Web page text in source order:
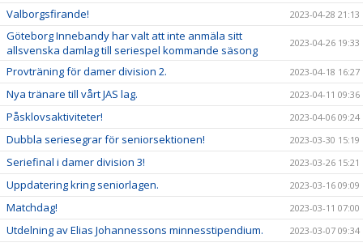
Valborgsfirande! 2023-04-28 21:13
Göteborg Innebandy har valt att inte anmäla sitt
allsvenska damlag till seriespel kommande säsong
2023-04-26 19:33
Provträning för damer division 2. 2023-04-18 16:27
Nya tränare till vårt JAS lag. 2023-04-11 09:36
Påsklovsaktiviteter! 2023-04-06 09:24
Dubbla seriesegrar för seniorsektionen! 2023-03-30 15:19
Seriefinal i damer division 3! 2023-03-26 15:21
Uppdatering kring seniorlagen. 2023-03-16 09:09
Matchdag! 2023-03-11 07:00
Utdelning av Elias Johannessons minnesstipendium. 2023-03-07 09:34